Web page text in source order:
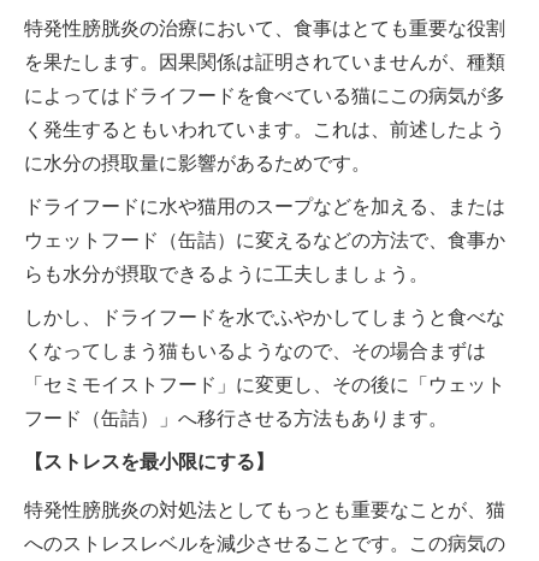
特発性膀胱炎の治療において、食事はとても重要な役割
を果たします。因果関係は証明されていませんが、種類
によってはドライフードを食べている猫にこの病気が多
く発生するともいわれています。これは、前述したよう
に水分の摂取量に影響があるためです。
ドライフードに水や猫用のスープなどを加える、または
ウェットフード（缶詰）に変えるなどの方法で、食事か
らも水分が摂取できるように工夫しましょう。
しかし、ドライフードを水でふやかしてしまうと食べな
くなってしまう猫もいるようなので、その場合まずは
「セミモイストフード」に変更し、その後に「ウェット
フード（缶詰）」へ移行させる方法もあります。
【ストレスを最小限にする】
特発性膀胱炎の対処法としてもっとも重要なことが、猫
へのストレスレベルを減少させることです。この病気の